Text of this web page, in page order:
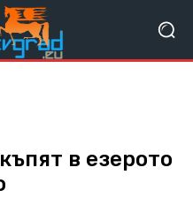
в езерото